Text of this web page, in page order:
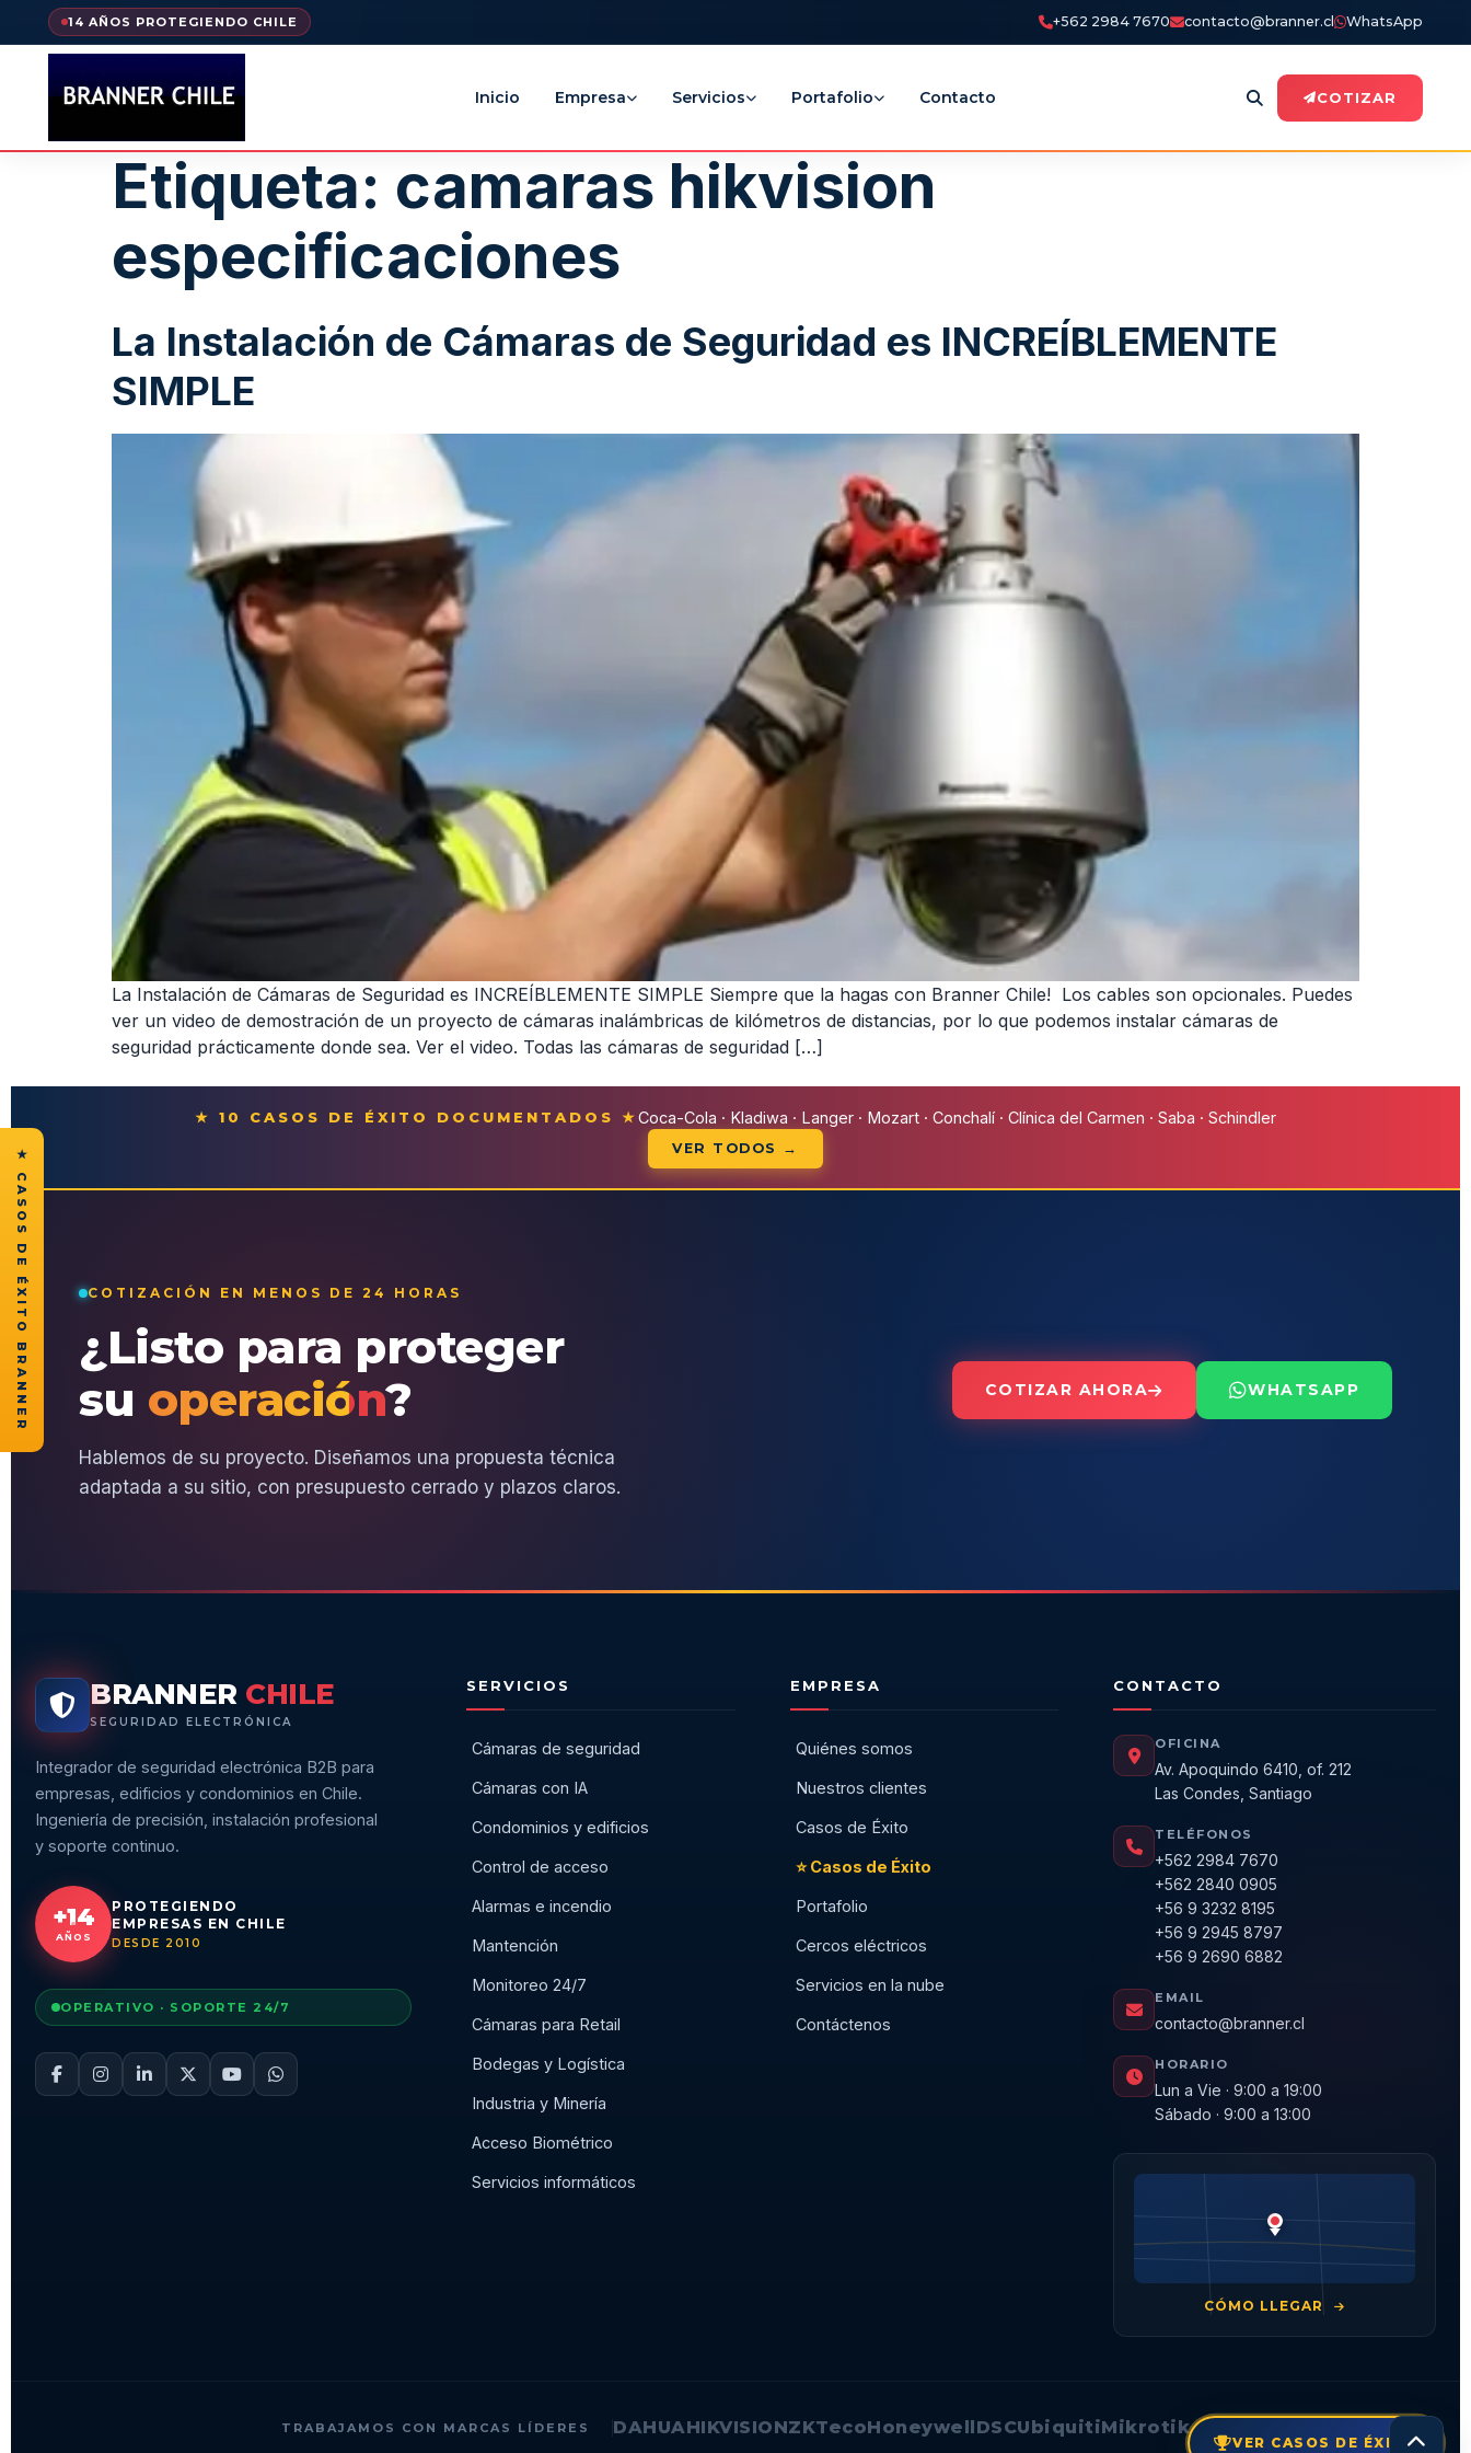
14 AÑOS PROTEGIENDO CHILE +562 2984 7670 contacto@branner.cl WhatsApp
Inicio Empresa Servicios Portafolio Contacto COTIZAR
Etiqueta: camaras hikvision
especificaciones
La Instalación de Cámaras de Seguridad es INCREÍBLEMENTE
SIMPLE
La Instalación de Cámaras de Seguridad es INCREÍBLEMENTE SIMPLE Siempre que la hagas con Branner Chile! Los cables son opcionales. Puedes
ver un video de demostración de un proyecto de cámaras inalámbricas de kilómetros de distancias, por lo que podemos instalar cámaras de
seguridad prácticamente donde sea. Ver el video. Todas las cámaras de seguridad […]
★ 10 CASOS DE ÉXITO DOCUMENTADOS ★Coca-Cola · Kladiwa · Langer · Mozart · Conchalí · Clínica del Carmen · Saba · Schindler
VER TODOS →
COTIZACIÓN EN MENOS DE 24 HORAS
¿Listo para proteger
su operación?
Hablemos de su proyecto. Diseñamos una propuesta técnica
adaptada a su sitio, con presupuesto cerrado y plazos claros.
COTIZAR AHORA WHATSAPP
BRANNER CHILE
SEGURIDAD ELECTRÓNICA
Integrador de seguridad electrónica B2B para
empresas, edificios y condominios en Chile.
Ingeniería de precisión, instalación profesional
y soporte continuo.
+14
AÑOS
PROTEGIENDO
EMPRESAS EN CHILE
DESDE 2010
OPERATIVO · SOPORTE 24/7
SERVICIOS
Cámaras de seguridad
Cámaras con IA
Condominios y edificios
Control de acceso
Alarmas e incendio
Mantención
Monitoreo 24/7
Cámaras para Retail
Bodegas y Logística
Industria y Minería
Acceso Biométrico
Servicios informáticos
EMPRESA
Quiénes somos
Nuestros clientes
Casos de Éxito
⭐ Casos de Éxito
Portafolio
Cercos eléctricos
Servicios en la nube
Contáctenos
CONTACTO
OFICINA
Av. Apoquindo 6410, of. 212
Las Condes, Santiago
TELÉFONOS
+562 2984 7670
+562 2840 0905
+56 9 3232 8195
+56 9 2945 8797
+56 9 2690 6882
EMAIL
contacto@branner.cl
HORARIO
Lun a Vie · 9:00 a 19:00
Sábado · 9:00 a 13:00
CÓMO LLEGAR
TRABAJAMOS CON MARCAS LÍDERES DAHUAHIKVISIONZKTecoHoneywell DSCUbiquitiMikrotik
VER CASOS DE ÉXITO
★ CASOS DE ÉXITO BRANNER